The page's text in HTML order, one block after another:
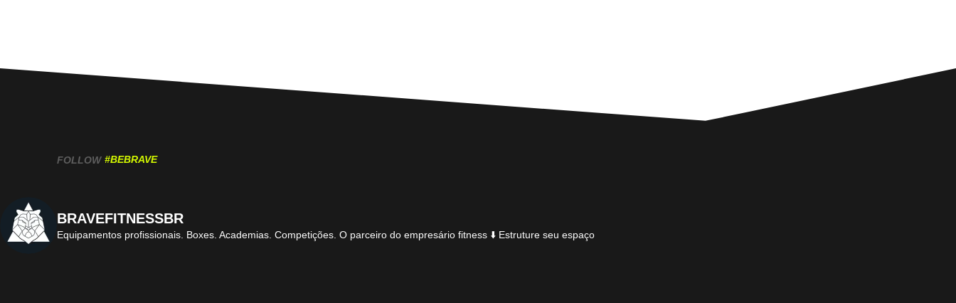
FOLLOW #BEBRAVE
BRAVEFITNESSBR
Equipamentos profissionais. Boxes. Academias. Competições. O parceiro do empresário fitness ⬇️ Estruture seu espaço